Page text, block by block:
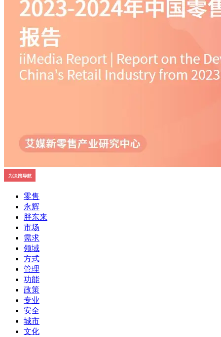
零售
永辉
胖东来
市场
需求
领域
方式
管理
功能
政策
专业
安全
城市
文化